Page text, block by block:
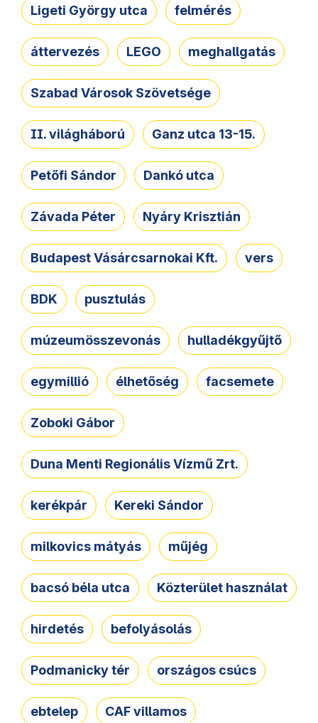
Ligeti György utca felmérés
áttervezés LEGO meghallgatás
Szabad Városok Szövetsége
II. világháború Ganz utca 13-15.
Petőfi Sándor Dankó utca
Závada Péter Nyáry Krisztián
Budapest Vásárcsarnokai Kft. vers
BDK pusztulás
múzeumösszevonás hulladékgyűjtő
egymillió élhetőség facsemete
Zoboki Gábor
Duna Menti Regionális Vízmű Zrt.
kerékpár Kereki Sándor
milkovics mátyás műjég
bacsó béla utca Közterület használat
hirdetés befolyásolás
Podmanicky tér országos csúcs
ebtelep CAF villamos